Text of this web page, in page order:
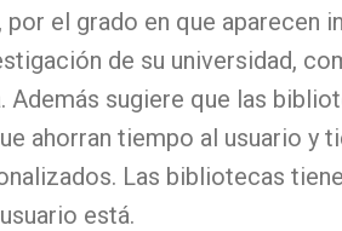
el grado en que aparecen
de su universidad,
sugiere que las
ahorran tiempo al usuario y
Las bibliotecas
está.